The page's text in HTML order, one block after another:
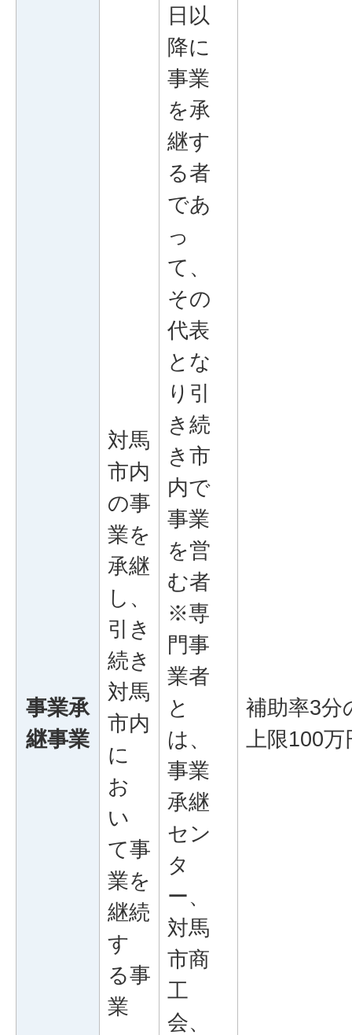
事業承
継事業
対馬
市内
の事
業を
承継
し、
引き
続き
対馬
市内
に
お
い
て事
業を
継続
す
る事
業
日以
降に
事業
を承
継す
る者
であ
っ
て、
その
代表
とな
り引
き続
き市
内で
事業
を営
む者
※専
門事
業者
と
は、
事業
承継
セン
タ
ー、
対馬
市商
工
会、
補助率3分
上限100万